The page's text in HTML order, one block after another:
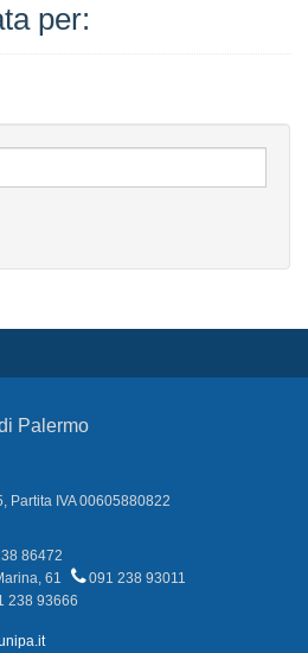
per:
Palermo
Partita IVA 00605880822
86472
61
091 238 93011
238 93666